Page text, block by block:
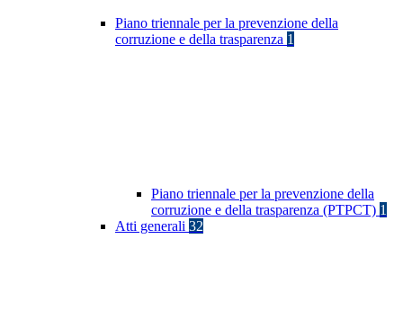
Piano triennale per la prevenzione della
corruzione e della trasparenza 1
Piano triennale per la prevenzione della
corruzione e della trasparenza (PTPCT) 1
Atti generali 32